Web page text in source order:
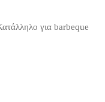
για barbeque